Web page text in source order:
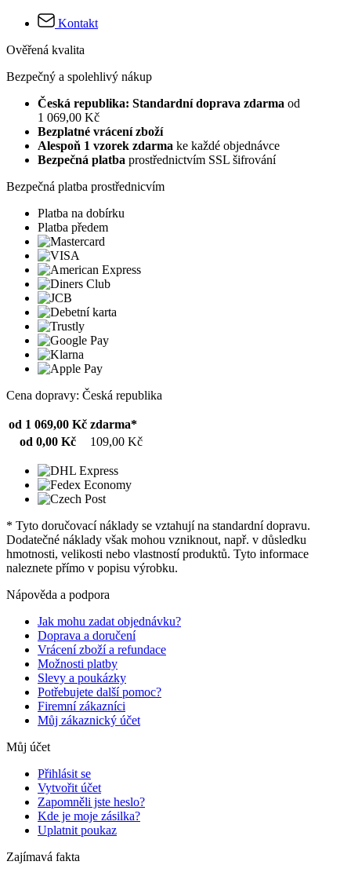
Kontakt
Ověřená kvalita
Bezpečný a spolehlivý nákup
Česká republika: Standardní doprava zdarma od
1 069,00 Kč
Bezplatné vrácení zboží
Alespoň 1 vzorek zdarma ke každé objednávce
Bezpečná platba prostřednictvím SSL šifrování
Bezpečná platba prostřednicvím
Platba na dobírku
Platba předem
Cena dopravy: Česká republika
od 1 069,00 Kč zdarma*
od 0,00 Kč
109,00 Kč
* Tyto doručovací náklady se vztahují na standardní dopravu.
Dodatečné náklady však mohou vzniknout, např. v důsledku
hmotnosti, velikosti nebo vlastností produktů. Tyto informace
naleznete přímo v popisu výrobku.
Nápověda a podpora
Jak mohu zadat objednávku?
Doprava a doručení
Vrácení zboží a refundace
Možnosti platby
Slevy a poukázky
Potřebujete další pomoc?
Firemní zákazníci
Můj zákaznický účet
Můj účet
Přihlásit se
Vytvořit účet
Zapomněli jste heslo?
Kde je moje zásilka?
Uplatnit poukaz
Zajímavá fakta